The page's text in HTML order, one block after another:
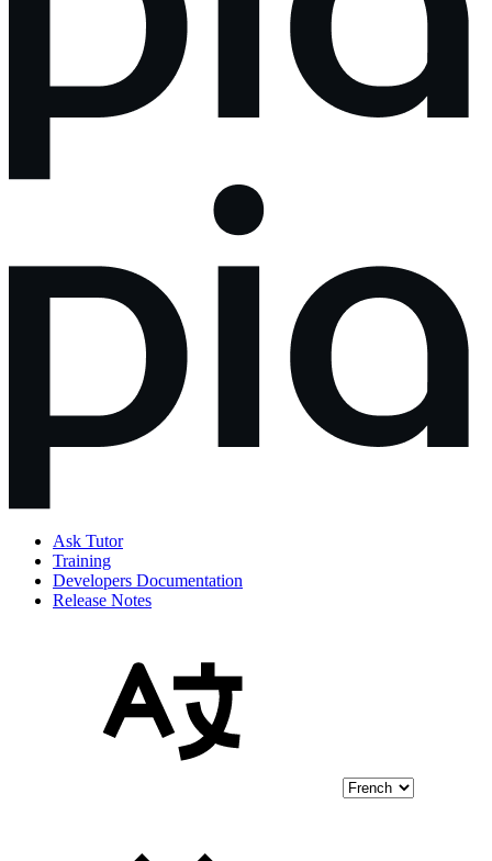
Ask Tutor
Training
Developers Documentation
Release Notes